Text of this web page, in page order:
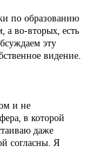
по образованию
во-вторых, есть
эту
видение.
и не
в которой
даже
согласны. Я